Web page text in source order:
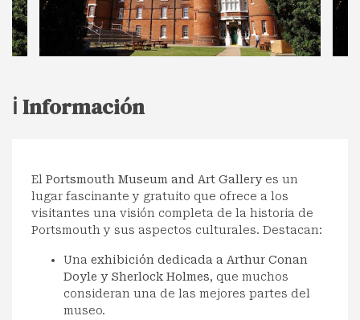
ℹ️ Información
El Portsmouth Museum and Art Galleryes un
lugar fascinante y gratuito que ofrece a los
visitantes una visión completa de la historia de
Portsmouth y sus aspectos culturales. Destacan:
Una exhibición dedicada a Arthur Conan
Doyle y Sherlock Holmes, que muchos
consideran una de las mejores partes del
museo.